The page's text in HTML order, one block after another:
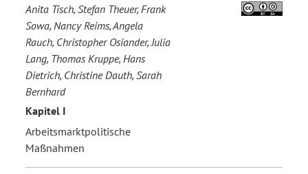
Anita Tisch, Stefan Theuer, Frank
Sowa, Nancy Reims, Angela
Rauch, Christopher Osiander, Julia
Lang, Thomas Kruppe, Hans
Dietrich, Christine Dauth, Sarah
Bernhard
Kapitel I
Arbeitsmarktpolitische
Maßnahmen